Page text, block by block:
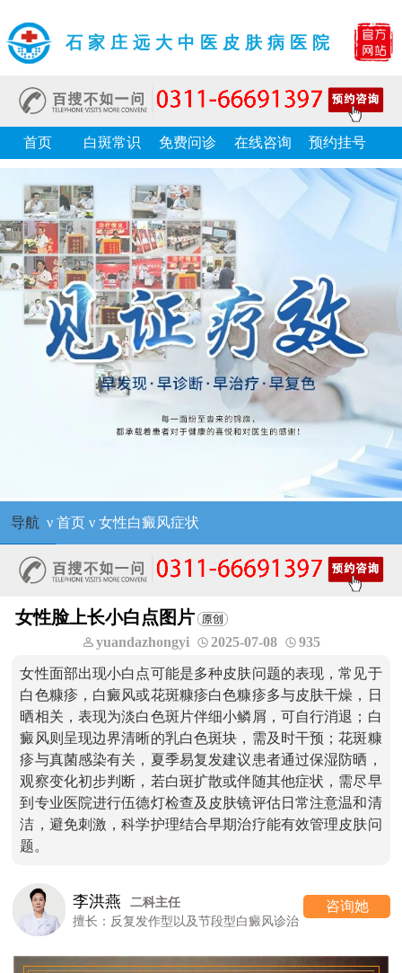
石家庄远大中医皮肤病医院
首页 白斑常识 免费问诊 在线咨询 预约挂号
导航 ν 首页ν 女性白癜风症状
女性脸上长小白点图片
yuandazhongyi 2025-07-08 935
女性面部出现小白点可能是多种皮肤问题的表现，常见于
白色糠疹，白癜风或花斑糠疹白色糠疹多与皮肤干燥，日
晒相关，表现为淡白色斑片伴细小鳞屑，可自行消退；白
癜风则呈现边界清晰的乳白色斑块，需及时干预；花斑糠
疹与真菌感染有关，夏季易复发建议患者通过保湿防晒，
观察变化初步判断，若白斑扩散或伴随其他症状，需尽早
到专业医院进行伍德灯检查及皮肤镜评估日常注意温和清
洁，避免刺激，科学护理结合早期治疗能有效管理皮肤问
题。
李洪燕
二科主任
擅长：反复发作型以及节段型白癜风诊治
咨询她